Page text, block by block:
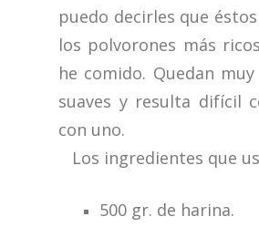
puedo decirles que
los polvorones más
he comido. Quedan
suaves y resulta difícil
con uno.
Los ingredientes que
500 gr. de harina.